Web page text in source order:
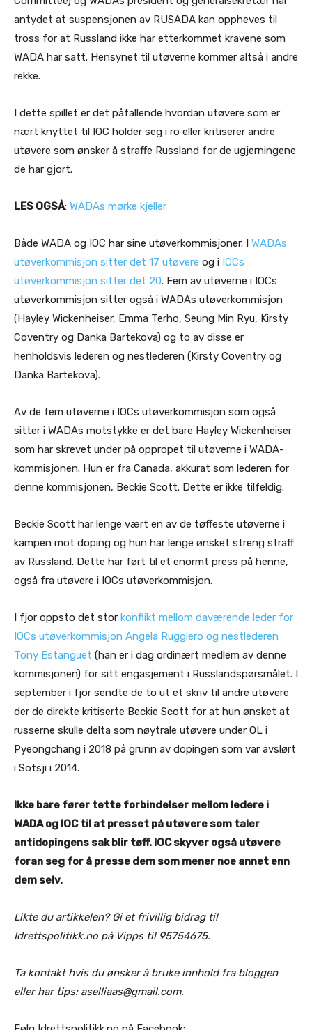
antydet at suspensjonen av RUSADA kan oppheves til
tross for at Russland ikke har etterkommet kravene som
WADA har satt. Hensynet til utøverne kommer altså i andre
rekke.
I dette spillet er det påfallende hvordan utøvere som er
nært knyttet til IOC holder seg i ro eller kritiserer andre
utøvere som ønsker å straffe Russland for de ugjerningene
de har gjort.
LES OGSÅ: WADAs mørke kjeller
Både WADA og IOC har sine utøverkommisjoner. I WADAs
utøverkommisjon sitter det 17 utøvere og i IOCs
utøverkommisjon sitter det 20. Fem av utøverne i IOCs
utøverkommisjon sitter også i WADAs utøverkommisjon
(Hayley Wickenheiser, Emma Terho, Seung Min Ryu, Kirsty
Coventry og Danka Bartekova) og to av disse er
henholdsvis lederen og nestlederen (Kirsty Coventry og
Danka Bartekova).
Av de fem utøverne i IOCs utøverkommisjon som også
sitter i WADAs motstykke er det bare Hayley Wickenheiser
som har skrevet under på oppropet til utøverne i WADA-
kommisjonen. Hun er fra Canada, akkurat som lederen for
denne kommisjonen, Beckie Scott. Dette er ikke tilfeldig.
Beckie Scott har lenge vært en av de tøffeste utøverne i
kampen mot doping og hun har lenge ønsket streng straff
av Russland. Dette har ført til et enormt press på henne,
også fra utøvere i IOCs utøverkommisjon.
I fjor oppsto det stor konflikt mellom daværende leder for
IOCs utøverkommisjon Angela Ruggiero og nestlederen
Tony Estanguet (han er i dag ordinært medlem av denne
kommisjonen) for sitt engasjement i Russlandspørsmålet. I
september i fjor sendte de to ut et skriv til andre utøvere
der de direkte kritiserte Beckie Scott for at hun ønsket at
russerne skulle delta som nøytrale utøvere under OL i
Pyeongchang i 2018 på grunn av dopingen som var avslørt
i Sotsji i 2014.
Ikke bare fører tette forbindelser mellom ledere i
WADA og IOC til at presset på utøvere som taler
antidopingens sak blir tøff. IOC skyver også utøvere
foran seg for å presse dem som mener noe annet enn
dem selv.
Likte du artikkelen? Gi et frivillig bidrag til
Idrettspolitikk.no på Vipps til 95754675.
Ta kontakt hvis du ønsker å bruke innhold fra bloggen
eller har tips: aselliaas@gmail.com.